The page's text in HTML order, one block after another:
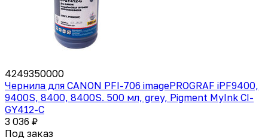
4249350000
Чернила для CANON PFI-706 imagePROGRAF iPF9400,
9400S, 8400, 8400S. 500 мл, grey, Pigment MyInk CI-
GY412-C
3 036 ₽
Под заказ